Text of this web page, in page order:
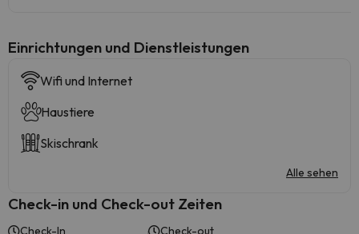
​Einrichtungen und Dienstleistungen
Wifi und Internet
Haustiere
Skischrank
Alle sehen
Check-in und Check-out Zeiten
Check-In Check-out